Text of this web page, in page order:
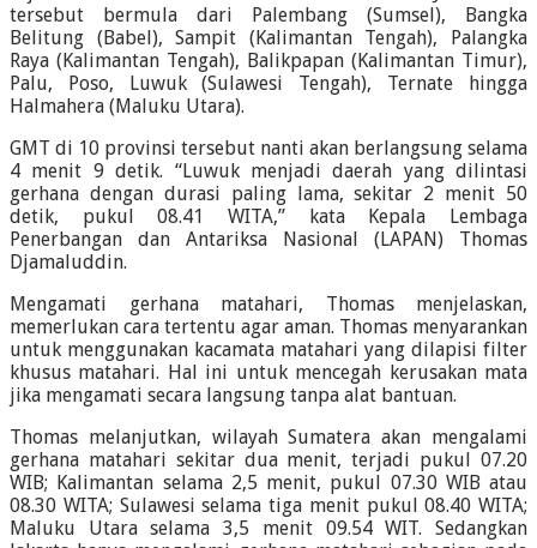
tersebut bermula dari Palembang (Sumsel), Bangka
Belitung (Babel), Sampit (Kalimantan Tengah), Palangka
Raya (Kalimantan Tengah), Balikpapan (Kalimantan Timur),
Palu, Poso, Luwuk (Sulawesi Tengah), Ternate hingga
Halmahera (Maluku Utara).
GMT di 10 provinsi tersebut nanti akan berlangsung selama
4 menit 9 detik. “Luwuk menjadi daerah yang dilintasi
gerhana dengan durasi paling lama, sekitar 2 menit 50
detik, pukul 08.41 WITA,” kata Kepala Lembaga
Penerbangan dan Antariksa Nasional (LAPAN) Thomas
Djamaluddin.
Mengamati gerhana matahari, Thomas menjelaskan,
memerlukan cara tertentu agar aman. Thomas menyarankan
untuk menggunakan kacamata matahari yang dilapisi filter
khusus matahari. Hal ini untuk mencegah kerusakan mata
jika mengamati secara langsung tanpa alat bantuan.
Thomas melanjutkan, wilayah Sumatera akan mengalami
gerhana matahari sekitar dua menit, terjadi pukul 07.20
WIB; Kalimantan selama 2,5 menit, pukul 07.30 WIB atau
08.30 WITA; Sulawesi selama tiga menit pukul 08.40 WITA;
Maluku Utara selama 3,5 menit 09.54 WIT. Sedangkan